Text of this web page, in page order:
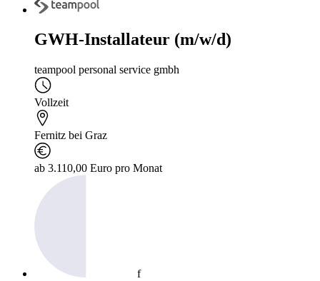
GWH-Installateur (m/w/d)
teampool personal service gmbh
Vollzeit
Fernitz bei Graz
ab 3.110,00 Euro pro Monat
f